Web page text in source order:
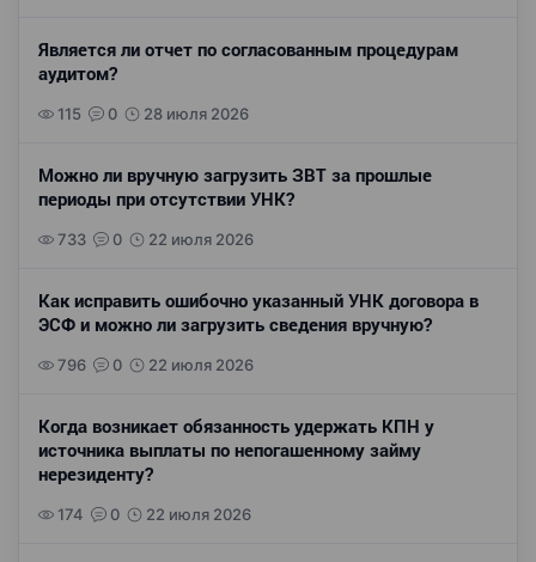
Является ли отчет по согласованным процедурам
аудитом?
115 0 28 июля 2026
Можно ли вручную загрузить ЗВТ за прошлые
периоды при отсутствии УНК?
733 0 22 июля 2026
Как исправить ошибочно указанный УНК договора в
ЭСФ и можно ли загрузить сведения вручную?
796 0 22 июля 2026
Когда возникает обязанность удержать КПН у
источника выплаты по непогашенному займу
нерезиденту?
174 0 22 июля 2026